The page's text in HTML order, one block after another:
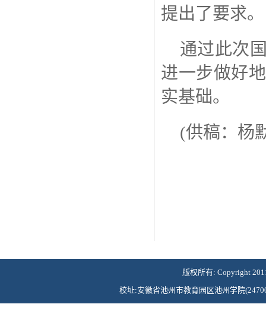
提出了要求。
通过此次
进一步做好
实基础。
(供稿：杨
版权所有: Copyright
校址:安徽省池州市教育园区池州学院